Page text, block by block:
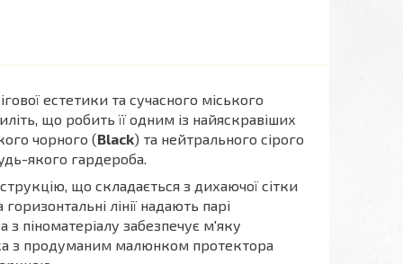
естетики та сучасного міського
що робить її одним із найяскравіших
чорного (Black) та нейтрального сірого
якого гардероба.
що складається з дихаючої сітки
лінії надають парі
з піноматеріалу забезпечує м'яку
з продуманим малюнком протектора